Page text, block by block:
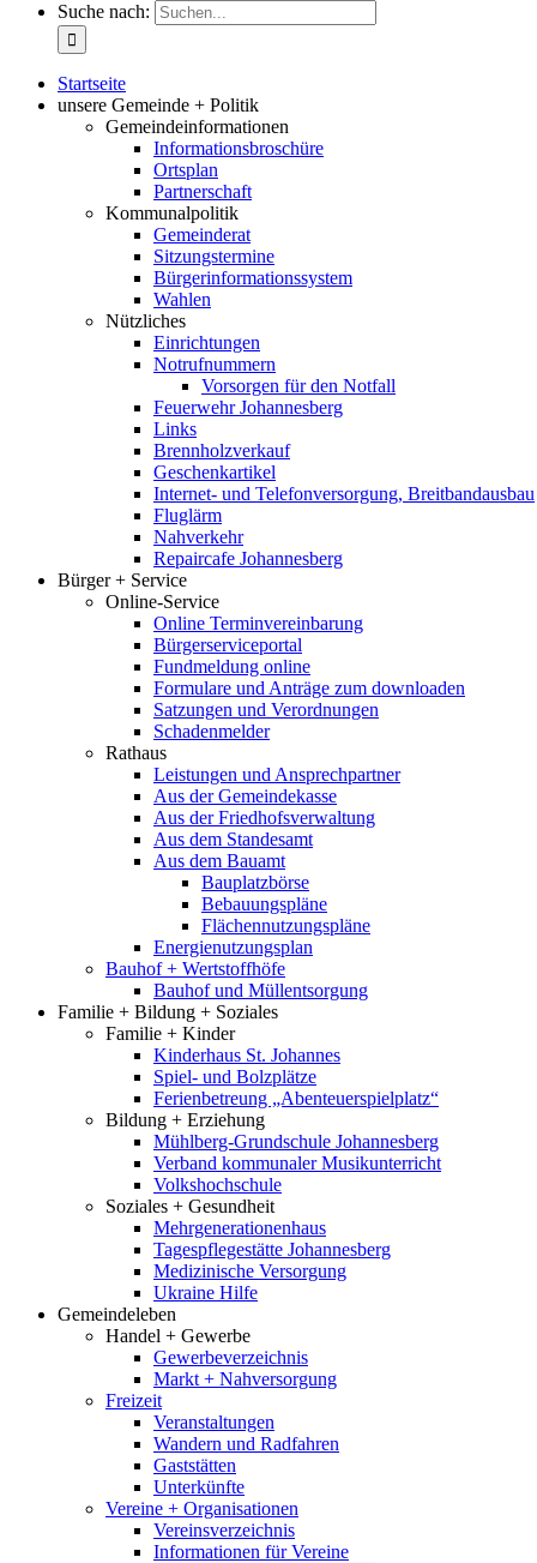
Suche nach:
Startseite
unsere Gemeinde + Politik
Gemeindeinformationen
Informationsbroschüre
Ortsplan
Partnerschaft
Kommunalpolitik
Gemeinderat
Sitzungstermine
Bürgerinformationssystem
Wahlen
Nützliches
Einrichtungen
Notrufnummern
Vorsorgen für den Notfall
Feuerwehr Johannesberg
Links
Brennholzverkauf
Geschenkartikel
Internet- und Telefonversorgung, Breitbandausbau
Fluglärm
Nahverkehr
Repaircafe Johannesberg
Bürger + Service
Online-Service
Online Terminvereinbarung
Bürgerserviceportal
Fundmeldung online
Formulare und Anträge zum downloaden
Satzungen und Verordnungen
Schadenmelder
Rathaus
Leistungen und Ansprechpartner
Aus der Gemeindekasse
Aus der Friedhofsverwaltung
Aus dem Standesamt
Aus dem Bauamt
Bauplatzbörse
Bebauungspläne
Flächennutzungspläne
Energienutzungsplan
Bauhof + Wertstoffhöfe
Bauhof und Müllentsorgung
Familie + Bildung + Soziales
Familie + Kinder
Kinderhaus St. Johannes
Spiel- und Bolzplätze
Ferienbetreung „Abenteuerspielplatz“
Bildung + Erziehung
Mühlberg-Grundschule Johannesberg
Verband kommunaler Musikunterricht
Volkshochschule
Soziales + Gesundheit
Mehrgenerationenhaus
Tagespflegestätte Johannesberg
Medizinische Versorgung
Ukraine Hilfe
Gemeindeleben
Handel + Gewerbe
Gewerbeverzeichnis
Markt + Nahversorgung
Freizeit
Veranstaltungen
Wandern und Radfahren
Gaststätten
Unterkünfte
Vereine + Organisationen
Vereinsverzeichnis
Informationen für Vereine